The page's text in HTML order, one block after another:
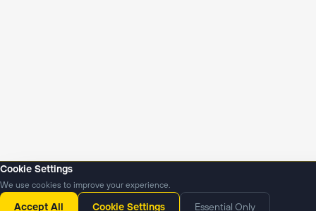
Новости Подкасты
Cookie Settings
We use cookies to improve your experience.
Accept All Cookie Settings Essential Only